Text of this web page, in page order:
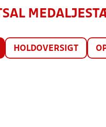
HOLDOVERSIGT